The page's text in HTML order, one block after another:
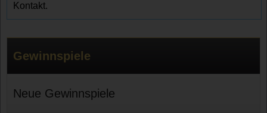
Kontakt.
Gewinnspiele
Neue Gewinnspiele